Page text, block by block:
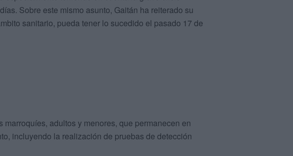
Sobre este mismo asunto, Gaitán ha reiterado su
sanitario, pueda tener lo sucedido el pasado 17 de
adultos y menores, que permanecen en
incluyendo la realización de pruebas de detección